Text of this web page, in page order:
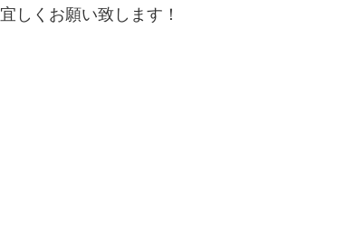
宜しくお願い致します！